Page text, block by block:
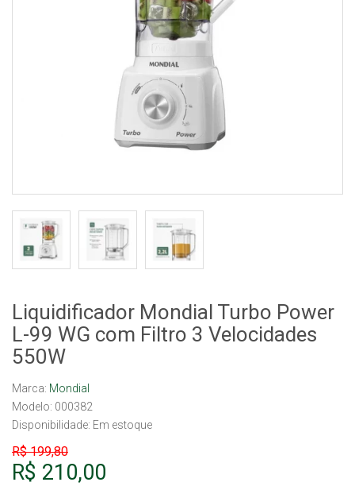
Liquidificador Mondial Turbo Power
L-99 WG com Filtro 3 Velocidades
550W
Marca: Mondial
Modelo: 000382
Disponibilidade: Em estoque
R$ 199,80
R$ 210,00